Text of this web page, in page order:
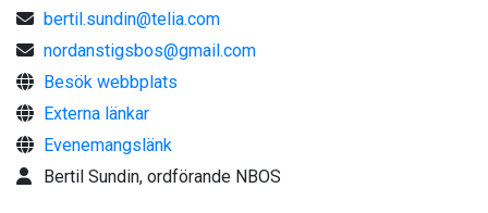
bertil.sundin@telia.com
nordanstigsbos@gmail.com
Besök webbplats
Externa länkar
Evenemangslänk
Bertil Sundin, ordförande NBOS